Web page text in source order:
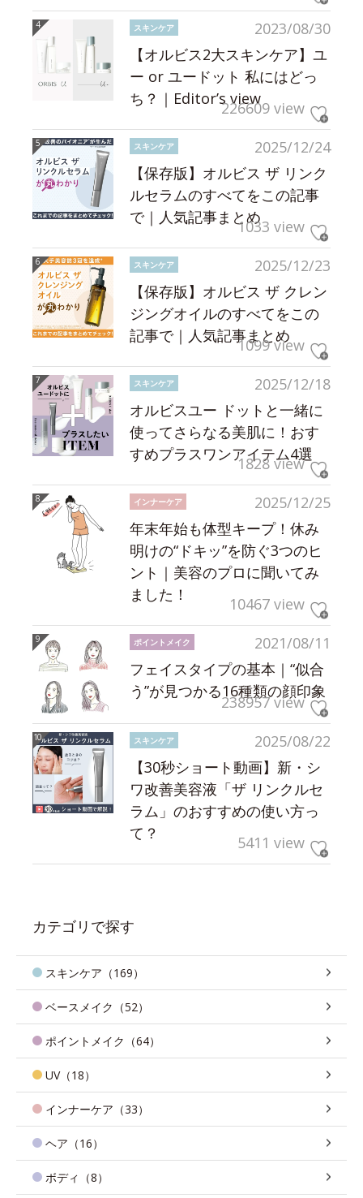
2023/08/30
スキンケア
【オルビス2大スキンケア】ユ
ー or ユードット 私にはどっ
ち？｜Editor’s view226609 view
2025/12/24
スキンケア
【保存版】オルビス ザ リンク
ルセラムのすべてをこの記事
で｜人気記事まとめ1033 view
2025/12/23
スキンケア
【保存版】オルビス ザ クレン
ジングオイルのすべてをこの
記事で｜人気記事まとめ
1099 view
2025/12/18
スキンケア
オルビスユー ドットと一緒に
使ってさらなる美肌に！おす
すめプラスワンアイテム4選
1828 view
2025/12/25
インナーケア
年末年始も体型キープ！休み
明けの“ドキッ”を防ぐ3つのヒ
ント｜美容のプロに聞いてみ
ました！
10467 view
2021/08/11
ポイントメイク
フェイスタイプの基本｜“似合
う”が見つかる16種類の顔印象
238957 view
2025/08/22
スキンケア
【30秒ショート動画】新・シ
ワ改善美容液「ザ リンクルセ
ラム」のおすすめの使い方っ
て？
5411 view
カテゴリで探す
スキンケア（169）
ベースメイク（52）
ポイントメイク（64）
UV（18）
インナーケア（33）
ヘア（16）
ボディ（8）